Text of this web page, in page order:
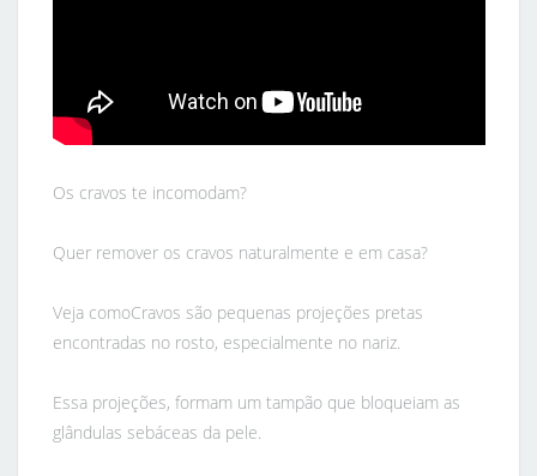
Os cravos te incomodam?
Quer remover os cravos naturalmente e em casa?
Veja comoCravos são pequenas projeções pretas
encontradas no rosto, especialmente no nariz.
Essa projeções, formam um tampão que bloqueiam as
glândulas sebáceas da pele.